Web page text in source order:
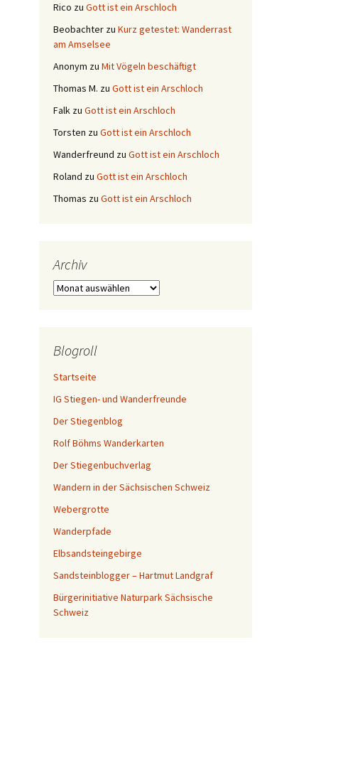
Rico zu Gott ist ein Arschloch
Beobachter zu Kurz getestet: Wanderrast
am Amselsee
Anonym zu Mit Vögeln beschäftigt
Thomas M. zu Gott ist ein Arschloch
Falk zu Gott ist ein Arschloch
Torsten zu Gott ist ein Arschloch
Wanderfreund zu Gott ist ein Arschloch
Roland zu Gott ist ein Arschloch
Thomas zu Gott ist ein Arschloch
Archiv
Archiv
Blogroll
Startseite
IG Stiegen- und Wanderfreunde
Der Stiegenblog
Rolf Böhms Wanderkarten
Der Stiegenbuchverlag
Wandern in der Sächsischen Schweiz
Webergrotte
Wanderpfade
Elbsandsteingebirge
Sandsteinblogger – Hartmut Landgraf
Bürgerinitiative Naturpark Sächsische
Schweiz